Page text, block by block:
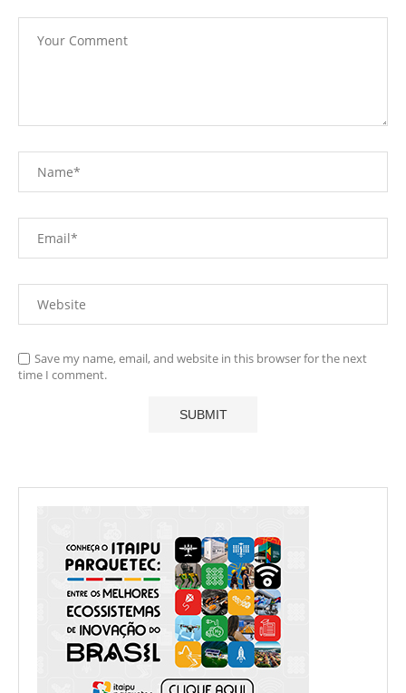
Save my name, email, and website in this browser for the next
time I comment.